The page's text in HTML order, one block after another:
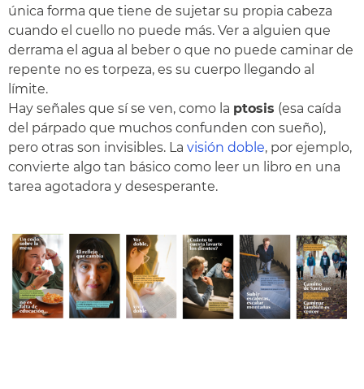
única forma que tiene de sujetar su propia cabeza
cuando el cuello no puede más. Ver a alguien que
derrama el agua al beber o que no puede caminar de
repente no es torpeza, es su cuerpo llegando al
límite.
Hay señales que sí se ven, como la ptosis (esa caída
del párpado que muchos confunden con sueño),
pero otras son invisibles. La visión doble, por ejemplo,
convierte algo tan básico como leer un libro en una
tarea agotadora y desesperante.